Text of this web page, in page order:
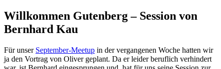
Willkommen Gutenberg – Session von
Bernhard Kau
Für unser September-Meetup in der vergangenen Woche hatten wir
ja den Vortrag von Oliver geplant. Da er leider beruflich verhindert